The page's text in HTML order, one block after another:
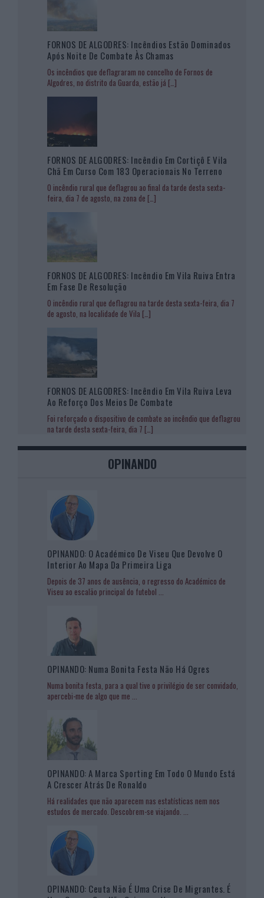
FORNOS DE ALGODRES: Incêndios Estão Dominados
Após Noite De Combate Às Chamas
Os incêndios que deflagraram no concelho de Fornos de
Algodres, no distrito da Guarda, estão já […]
FORNOS DE ALGODRES: Incêndio Em Cortiçô E Vila
Chã Em Curso Com 183 Operacionais No Terreno
O incêndio rural que deflagrou ao final da tarde desta sexta-
feira, dia 7 de agosto, na zona de […]
FORNOS DE ALGODRES: Incêndio Em Vila Ruiva Entra
Em Fase De Resolução
O incêndio rural que deflagrou na tarde desta sexta-feira, dia 7
de agosto, na localidade de Vila […]
FORNOS DE ALGODRES: Incêndio Em Vila Ruiva Leva
Ao Reforço Dos Meios De Combate
Foi reforçado o dispositivo de combate ao incêndio que deflagrou
na tarde desta sexta-feira, dia 7 […]
OPINANDO
OPINANDO: O Académico De Viseu Que Devolve O
Interior Ao Mapa Da Primeira Liga
Depois de 37 anos de ausência, o regresso do Académico de
Viseu ao escalão principal do futebol ...
OPINANDO: Numa Bonita Festa Não Há Ogres
Numa bonita festa, para a qual tive o privilégio de ser convidado,
apercebi-me de algo que me ...
OPINANDO: A Marca Sporting Em Todo O Mundo Está
A Crescer Atrás De Ronaldo
Há realidades que não aparecem nas estatísticas nem nos
estudos de mercado. Descobrem-se viajando. ...
OPINANDO: Ceuta Não É Uma Crise De Migrantes. É